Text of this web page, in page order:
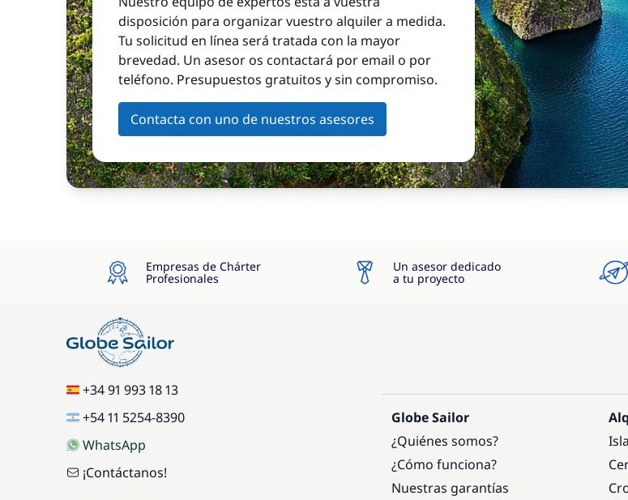
disposición para organizar vuestro alquiler a medida.
Tu solicitud en línea será tratada con la mayor
brevedad. Un asesor os contactará por email o por
teléfono. Presupuestos gratuitos y sin compromiso.
Contacta con uno de nuestros asesores
Empresas de Chárter
Profesionales
Un asesor dedicado
a tu proyecto
+34 91 993 18 13
+54 11 5254-8390
WhatsApp
¡Contáctanos!
Globe Sailor
¿Quiénes somos?
¿Cómo funciona?
Nuestras garantías